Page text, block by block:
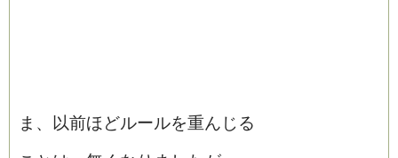
ま、以前ほどルールを重んじる